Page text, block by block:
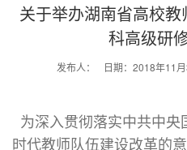
关于举办湖南省高校
科高级研
发布人： 日期：2018年11
为深入贯彻落实中共中央
时代教师队伍建设改革的